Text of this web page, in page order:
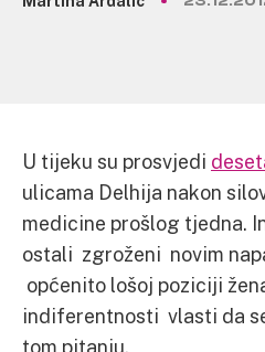
U tijeku su prosvjedi
ulicama Delhija nakon
medicine prošlog tjedna.
ostali zgroženi novim
općenito lošoj poziciji
indiferentnosti vlasti da
tom pitanju.